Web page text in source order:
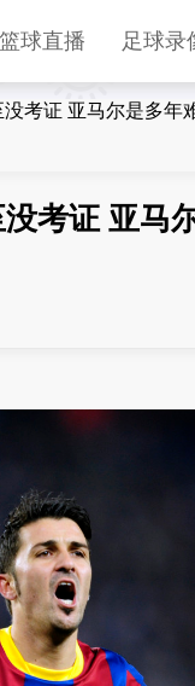
篮球直播 足球录
考证 亚马尔是多年
考证 亚马